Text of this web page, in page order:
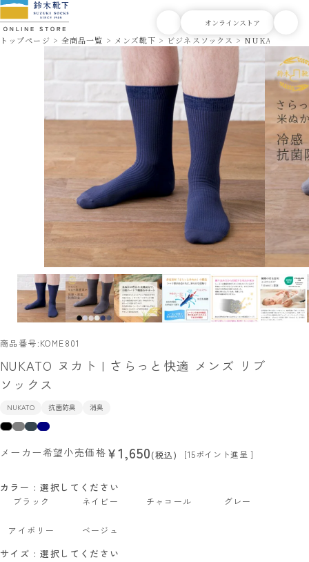
トップページ 全商品一覧 メンズ靴下 ビジネスソックス NUKATO ヌカ
商品番号 KOME801
NUKATO ヌカト | さらっと快適 メンズ リブ
ソックス
NUKATO 抗菌防臭 消臭
メーカー希望小売価格 ¥1,650 税込 [15ポイント進呈 ]
サイズ 選択してください
カラー 選択してください
ブラック ネイビー チャコール グレー
アイボリー ベージュ